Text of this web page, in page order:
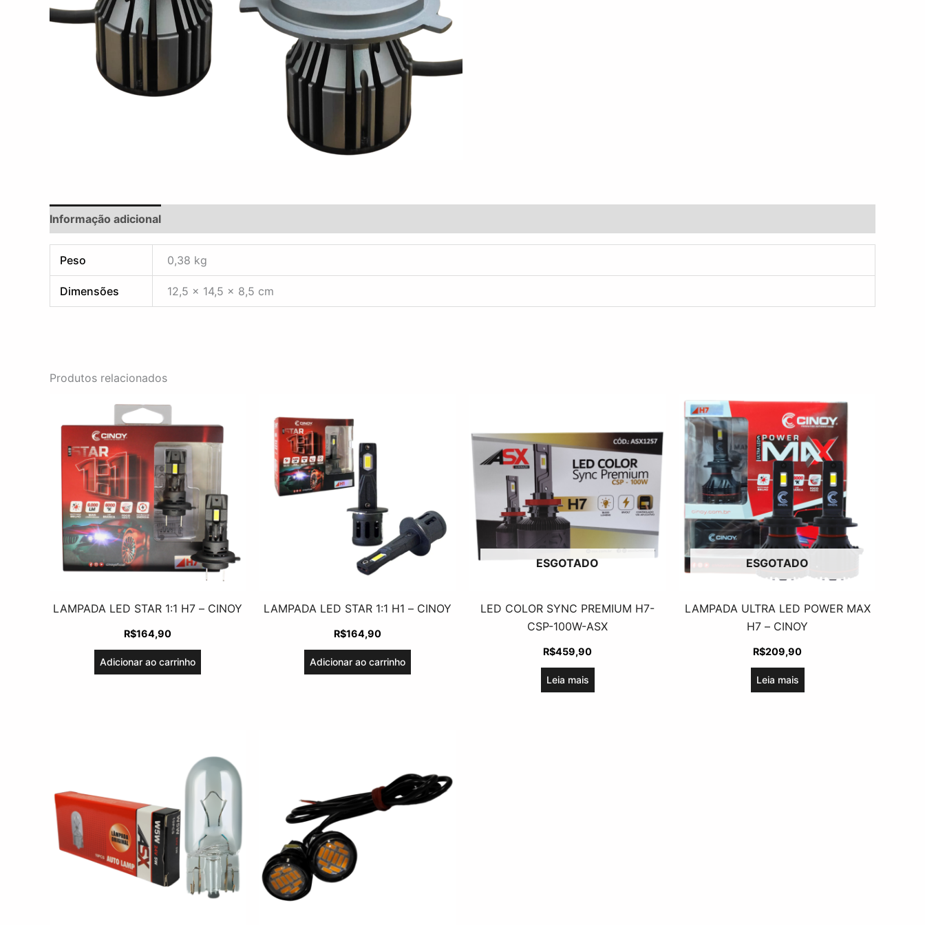
Informação adicional
Peso 0,38 kg
Dimensões 12,5 × 14,5 × 8,5 cm
Produtos relacionados
LAMPADA LED STAR 1:1 H7 – CINOY
R$164,90
Adicionar ao carrinho
LAMPADA LED STAR 1:1 H1 – CINOY
R$164,90
Adicionar ao carrinho
ESGOTADO
LED COLOR SYNC PREMIUM H7-
CSP-100W-ASX
R$459,90
Leia mais
ESGOTADO
LAMPADA ULTRA LED POWER MAX
H7 – CINOY
R$209,90
Leia mais